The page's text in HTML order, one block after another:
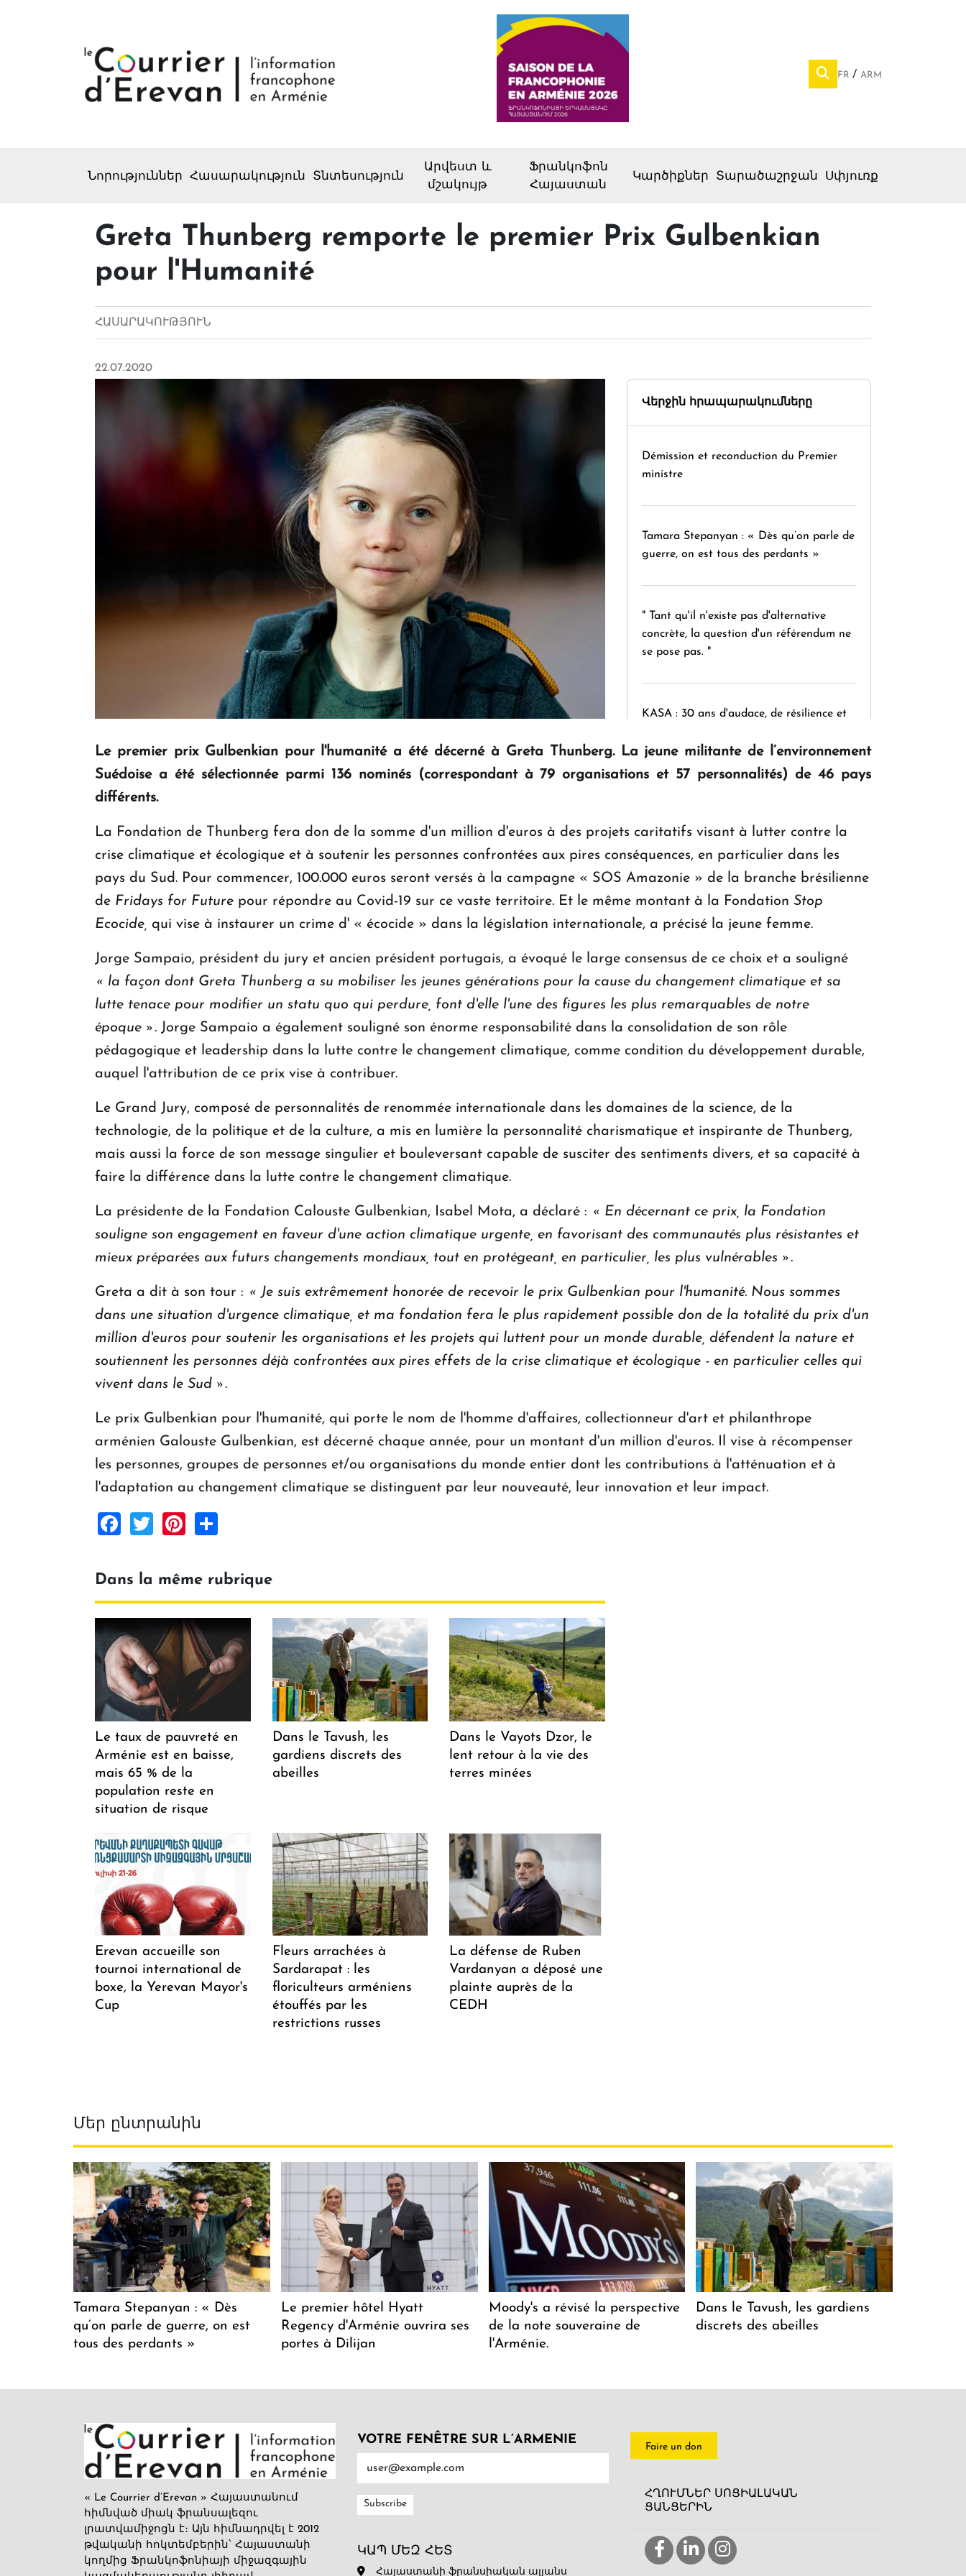
FR ARM
Նորություններ Հասարակություն Տնտեսություն
Արվեստ և
մշակույթ
Ֆրանկոֆոն
Հայաստան
Կարծիքներ Տարածաշրջան Սփյուռք
Greta Thunberg remporte le premier Prix Gulbenkian
pour l'Humanité
ՀԱՍԱՐԱԿՈՒԹՅՈՒՆ
22.07.2020
Վերջին հրապարակումները
Démission et reconduction du Premier
ministre
Tamara Stepanyan : « Dès qu’on parle de
guerre, on est tous des perdants »
" Tant qu'il n'existe pas d'alternative
concrète, la question d'un référendum ne
se pose pas. "
KASA : 30 ans d'audace, de résilience et
Le premier prix Gulbenkian pour l'humanité a été décerné à Greta Thunberg. La jeune militante de l’environnement
Suédoise a été sélectionnée parmi 136 nominés (correspondant à 79 organisations et 57 personnalités) de 46 pays
différents.
La Fondation de Thunberg fera don de la somme d'un million d'euros à des projets caritatifs visant à lutter contre la
crise climatique et écologique et à soutenir les personnes confrontées aux pires conséquences, en particulier dans les
pays du Sud. Pour commencer, 100.000 euros seront versés à la campagne « SOS Amazonie » de la branche brésilienne
de Fridays for Future pour répondre au Covid-19 sur ce vaste territoire. Et le même montant à la Fondation Stop
Ecocide, qui vise à instaurer un crime d' « écocide » dans la législation internationale, a précisé la jeune femme.
Jorge Sampaio, président du jury et ancien président portugais, a évoqué le large consensus de ce choix et a souligné
« la façon dont Greta Thunberg a su mobiliser les jeunes générations pour la cause du changement climatique et sa
lutte tenace pour modifier un statu quo qui perdure, font d'elle l'une des figures les plus remarquables de notre
époque ». Jorge Sampaio a également souligné son énorme responsabilité dans la consolidation de son rôle
pédagogique et leadership dans la lutte contre le changement climatique, comme condition du développement durable,
auquel l'attribution de ce prix vise à contribuer.
Le Grand Jury, composé de personnalités de renommée internationale dans les domaines de la science, de la
technologie, de la politique et de la culture, a mis en lumière la personnalité charismatique et inspirante de Thunberg,
mais aussi la force de son message singulier et bouleversant capable de susciter des sentiments divers, et sa capacité à
faire la différence dans la lutte contre le changement climatique.
La présidente de la Fondation Calouste Gulbenkian, Isabel Mota, a déclaré : « En décernant ce prix, la Fondation
souligne son engagement en faveur d'une action climatique urgente, en favorisant des communautés plus résistantes et
mieux préparées aux futurs changements mondiaux, tout en protégeant, en particulier, les plus vulnérables ».
Greta a dit à son tour : « Je suis extrêmement honorée de recevoir le prix Gulbenkian pour l'humanité. Nous sommes
dans une situation d'urgence climatique, et ma fondation fera le plus rapidement possible don de la totalité du prix d'un
million d'euros pour soutenir les organisations et les projets qui luttent pour un monde durable, défendent la nature et
soutiennent les personnes déjà confrontées aux pires effets de la crise climatique et écologique - en particulier celles qui
vivent dans le Sud ».
Le prix Gulbenkian pour l'humanité, qui porte le nom de l'homme d'affaires, collectionneur d'art et philanthrope
arménien Galouste Gulbenkian, est décerné chaque année, pour un montant d'un million d'euros. Il vise à récompenser
les personnes, groupes de personnes et/ou organisations du monde entier dont les contributions à l'atténuation et à
l'adaptation au changement climatique se distinguent par leur nouveauté, leur innovation et leur impact.
Facebook
TwitterPinterest
Dans la même rubrique
Le taux de pauvreté en
Arménie est en baisse,
mais 65 % de la
population reste en
situation de risque
Dans le Tavush, les
gardiens discrets des
abeilles
Dans le Vayots Dzor, le
lent retour à la vie des
terres minées
Erevan accueille son
tournoi international de
boxe, la Yerevan Mayor's
Cup
Fleurs arrachées à
Sardarapat : les
floriculteurs arméniens
étouffés par les
restrictions russes
La défense de Ruben
Vardanyan a déposé une
plainte auprès de la
CEDH
Մեր ընտրանին
Tamara Stepanyan : « Dès
qu’on parle de guerre, on est
tous des perdants »
Le premier hôtel Hyatt
Regency d'Arménie ouvrira ses
portes à Dilijan
Moody's a révisé la perspective
de la note souveraine de
l'Arménie.
Dans le Tavush, les gardiens
discrets des abeilles
« Le Courrier d’Erevan » Հայաստանում
հիմնված միակ ֆրանսալեզու
լրատվամիջոցն է։ Այն հիմնադրվել է 2012
թվականի հոկտեմբերին՝ Հայաստանի
կողմից Ֆրանկոֆոնիայի միջազգային
VOTRE FENÊTRE SUR L’ARMENIE
ԿԱՊ ՄԵԶ ՀԵՏ
Հայաստանի ֆրանսիական ալյանս
Faire un don
ՀՂՈՒՄՆԵՐ ՍՈՑԻԱԼԱԿԱՆ
ՑԱՆՑԵՐԻՆ